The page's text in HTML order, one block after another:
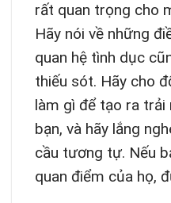
rất quan trọng cho
Hãy nói về những
quan hệ tình dục
thiếu sót. Hãy cho
làm gì để tạo ra
bạn, và hãy lắng
cầu tương tự. Nếu
quan điểm của họ,